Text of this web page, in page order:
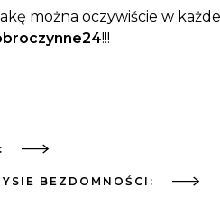
można oczywiście w
!!!
BEZDOMNOŚCI: